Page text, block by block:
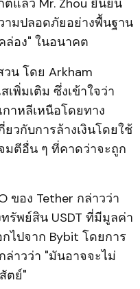
ติแล้ว Mr. Zhou ยืนยัน
ามปลอดภัยอย่างพื้นฐาน
อง" ในอนาคต
น โดย Arkham
เพิ่มเติม ซึ่งเข้าใจว่า
กาหลีเหนือโดยทาง
ยวกับการล้างเงินโดยใช้
มตีอื่น ๆ ที่คาดว่าจะถูก
ของ Tether กล่าวว่า
รัพย์สิน USDT ที่มีมูลค่า
ไปจาก Bybit โดยการ
ล่าวว่า "มันอาจจะไม่
ตย์"